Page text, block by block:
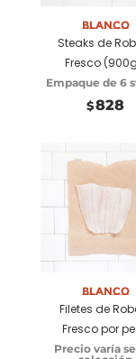
Blanco
Steaks de
Fresco
Empaque de 6
$828
opciones
Blanco
Filetes de
Fresco por
Precio varía